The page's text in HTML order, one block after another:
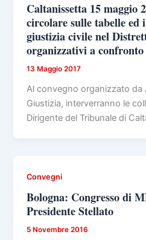
Caltanissetta 15 maggio
circolare sulle tabelle ed
giustizia civile nel
organizzativi a confronto
13 Maggio 2017
Al convegno organizzato da
Giustizia, interverranno le
Dirigente del Tribunale di
Convegni
Bologna: Congresso di
Presidente Stellato
5 Novembre 2016